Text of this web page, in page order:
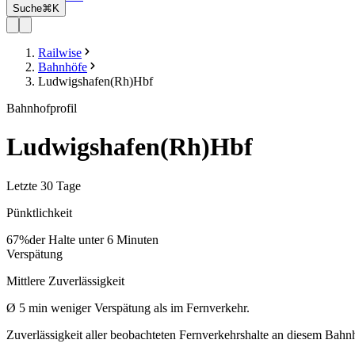
Suche⌘K
Railwise
Bahnhöfe
Ludwigshafen(Rh)Hbf
Bahnhofprofil
Ludwigshafen(Rh)Hbf
Letzte 30 Tage
Pünktlichkeit
67%der Halte unter 6 Minuten
Verspätung
Mittlere Zuverlässigkeit
Ø 5 min weniger Verspätung als im Fernverkehr.
Zuverlässigkeit aller beobachteten Fernverkehrshalte an diesem